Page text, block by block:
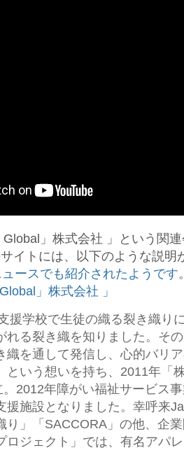
Global」株式会社 」という関
イトには、以下のような説明
ースでも紹介されたようです
」株式会社 」
援学校で生徒の織る裂き織り
れる裂き織を知りました。そ
織を通して発信し、心的バリ
という想いを持ち、2011年「
2012年障がい福祉サービス
援施設となりました。幸呼来
り」「SACCORA」の他、企
ロジェクト」では、有名アパ